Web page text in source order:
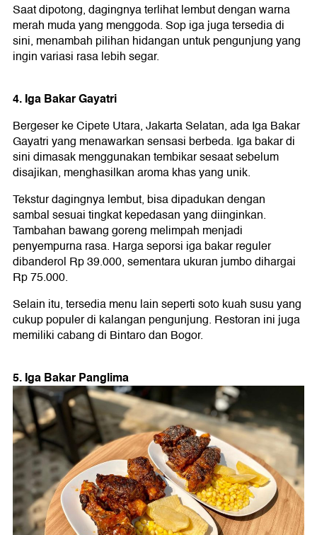
Saat dipotong, dagingnya terlihat lembut dengan warna
merah muda yang menggoda. Sop iga juga tersedia di
sini, menambah pilihan hidangan untuk pengunjung yang
ingin variasi rasa lebih segar.
4. Iga Bakar Gayatri
Bergeser ke Cipete Utara, Jakarta Selatan, ada Iga Bakar
Gayatri yang menawarkan sensasi berbeda. Iga bakar di
sini dimasak menggunakan tembikar sesaat sebelum
disajikan, menghasilkan aroma khas yang unik.
Tekstur dagingnya lembut, bisa dipadukan dengan
sambal sesuai tingkat kepedasan yang diinginkan.
Tambahan bawang goreng melimpah menjadi
penyempurna rasa. Harga seporsi iga bakar reguler
dibanderol Rp 39.000, sementara ukuran jumbo dihargai
Rp 75.000.
Selain itu, tersedia menu lain seperti soto kuah susu yang
cukup populer di kalangan pengunjung. Restoran ini juga
memiliki cabang di Bintaro dan Bogor.
5. Iga Bakar Panglima